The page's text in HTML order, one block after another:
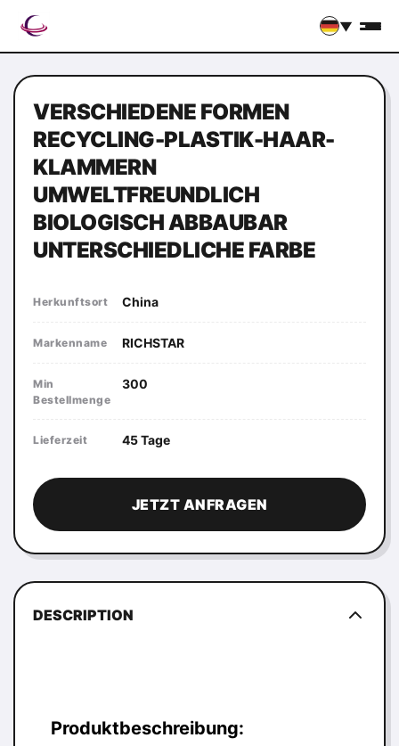
▼
VERSCHIEDENE FORMEN
RECYCLING-PLASTIK-HAAR-
KLAMMERN
UMWELTFREUNDLICH
BIOLOGISCH ABBAUBAR
UNTERSCHIEDLICHE FARBE
Herkunftsort China
Markenname RICHSTAR
Min
Bestellmenge
300
Lieferzeit 45 Tage
JETZT ANFRAGEN
DESCRIPTION
Produktbeschreibung: